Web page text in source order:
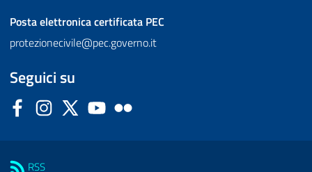
Posta elettronica certificata PEC
protezionecivile@pec.governo.it
Seguici su
FacebookInstagram
Twitter YouTube
RSS